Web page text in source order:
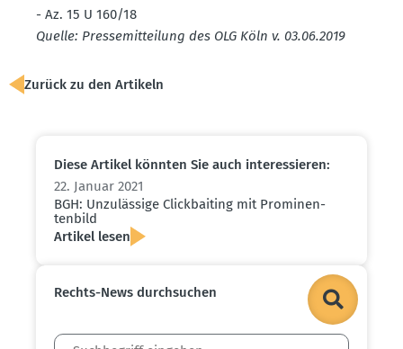
- Az. 15 U 160/18
Quelle: Presse­mit­teilung des OLG Köln v. 03.06.2019
Zurück zu den Artikeln
Diese Artikel könnten Sie auch inter­es­sieren:
22. Januar 2021
BGH: Unzulässige Click­baiting mit Promi­nen­
tenbild
Artikel lesen
Rechts-News durch­suchen